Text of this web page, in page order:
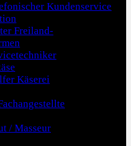
Kundenservice
Freiland-
Käserei
/ Masseur